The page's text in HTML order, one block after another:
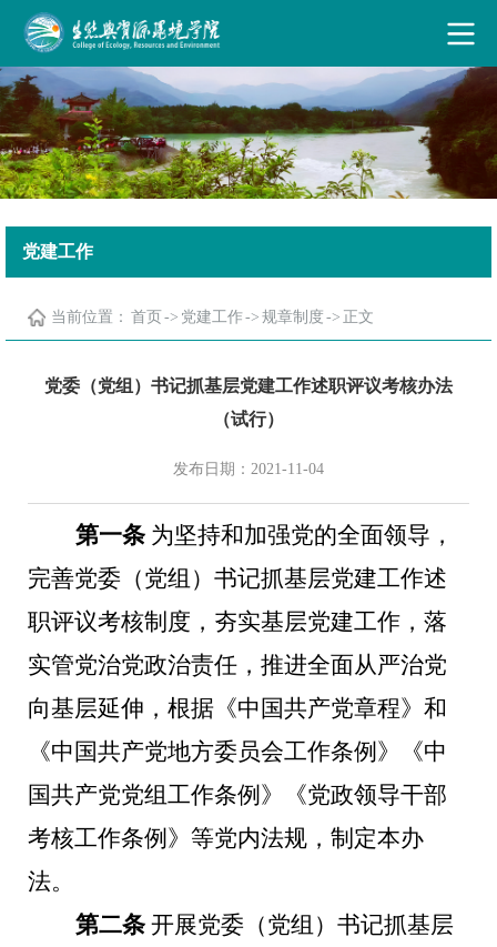
古天乐代言太阳集团·(中国)能源有限公司
党建工作
当前位置： 首页 -> 党建工作-> 规章制度 -> 正文
党委（党组）书记抓基层党建工作述职评议考核办法
（试行）
发布日期：2021-11-04
第一条 为坚持和加强党的全面领导，
完善党委（党组）书记抓基层党建工作述
职评议考核制度，夯实基层党建工作，落
实管党治党政治责任，推进全面从严治党
向基层延伸，根据《中国共产党章程》和
《中国共产党地方委员会工作条例》《中
国共产党党组工作条例》《党政领导干部
考核工作条例》等党内法规，制定本办
法。
第二条 开展党委（党组）书记抓基层